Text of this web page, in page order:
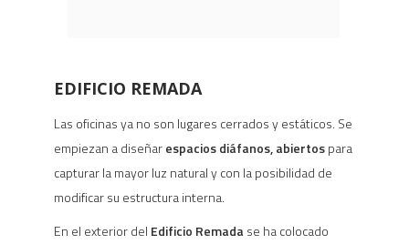
EDIFICIO REMADA
Las oficinas ya no son lugares cerrados y estáticos. Se
empiezan a diseñarespacios diáfanos, abiertospara
capturar la mayor luz natural y con la posibilidad de
modificar su estructura interna.
En el exterior del Edificio Remadase ha colocado